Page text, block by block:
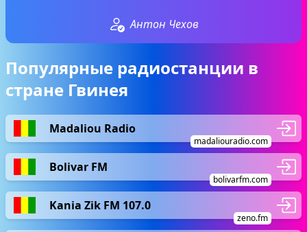
Антон Чехов
Популярные радиостанции в
стране Гвинея
Madaliou Radio
madaliouradio.com
Bolivar FM
bolivarfm.com
Kania Zik FM 107.0
zeno.fm